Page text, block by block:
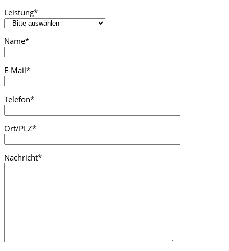
Leistung*
Name*
E-Mail*
Telefon*
Ort/PLZ*
Nachricht*